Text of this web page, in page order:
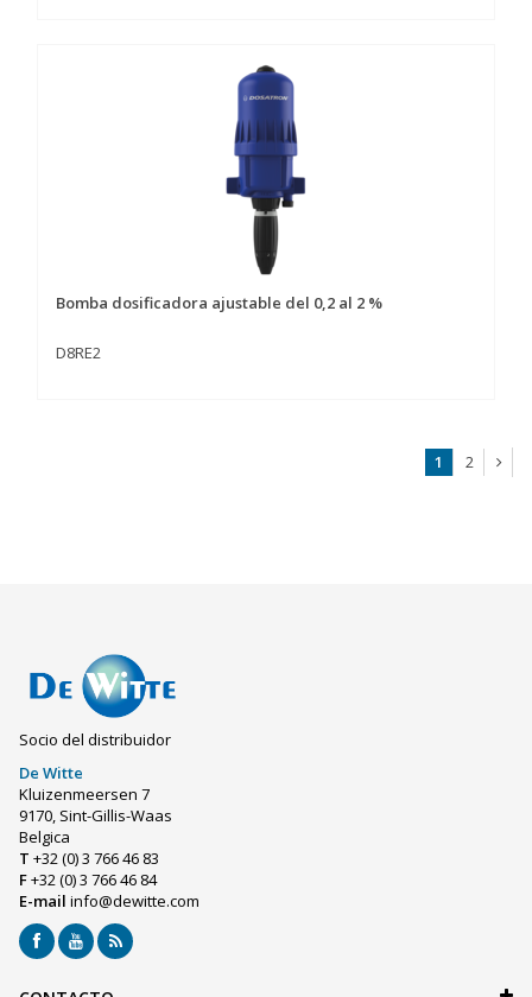
Bomba dosificadora ajustable del 0,2 al 2 %
D8RE2
1 2
Socio del distribuidor
De Witte
Kluizenmeersen 7
9170, Sint-Gillis-Waas
Belgica
T +32 (0) 3 766 46 83
F+32 (0) 3 766 46 84
E-mail info@dewitte.com